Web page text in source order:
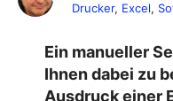
Drucker, Excel,
Ein manueller
Ihnen dabei zu
Ausdruck einer